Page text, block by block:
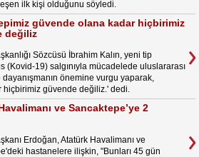
ilk kişi olduğunu söyledi.
güvende olana kadar hiçbirimiz
değiliz
Sözcüsü İbrahim Kalın, yeni tip
(Kovid-19) salgınıyla mücadelede uluslararası
önemine vurgu yaparak,
güvende değiliz.' dedi.
ve Sancaktepe’ye 2
Erdoğan, Atatürk Havalimanı ve
hastanelere ilişkin, "Bunları 45 gün